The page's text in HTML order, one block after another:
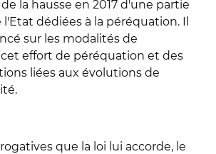
la hausse en 2017 d'une partie
dédiées à la péréquation. Il
sur les modalités de
effort de péréquation et des
liées aux évolutions de
que la loi lui accorde, le